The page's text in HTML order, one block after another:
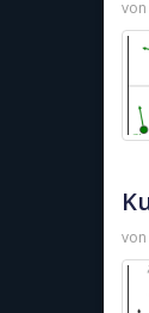
von
von